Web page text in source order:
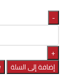
إضافة إلى السلة